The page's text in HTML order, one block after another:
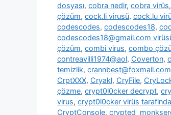
dosyası, cobra nedir, cobra virüs,
çözüm, cock.li virusü, cock.lu
codescodes, codescodes18,
codescodes18@gmail.com
çözüm, combi virus, combo
contreavilli1974@aol, Coverton,
temizlik, crannbest@foxmail.com
CrptXXX, Cryakl, CryFile,
çözme, crypt0l0cker decrypt,
virus, crypt0l0cker virüs
CryptConsole,